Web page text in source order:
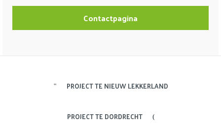
Contactpagina
PROJECT TE NIEUW LEKKERLAND
PROJECT TE DORDRECHT